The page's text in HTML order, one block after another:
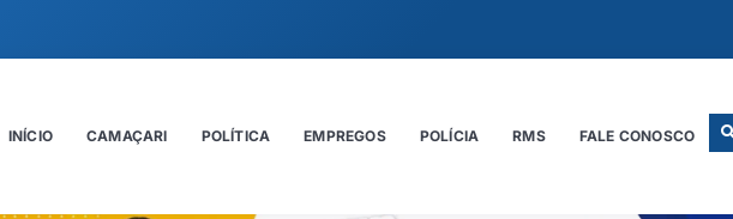
INÍCIO CAMAÇARI POLÍTICA EMPREGOS POLÍCIA RMS FALE CONOSCO